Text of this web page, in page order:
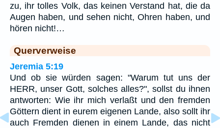
zu, ihr tolles Volk, das keinen Verstand hat, die da
Augen haben, und sehen nicht, Ohren haben, und
hören nicht!…
Querverweise
Jeremia 5:19
Und ob sie würden sagen: "Warum tut uns der
HERR, unser Gott, solches alles?", sollst du ihnen
antworten: Wie ihr mich verlaßt und den fremden
Göttern dient in eurem eigenen Lande, also sollt ihr
auch Fremden dienen in einem Lande, das nicht